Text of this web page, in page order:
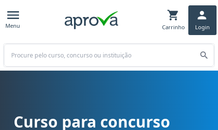
Menu Carrinho Login
Buscar
Curso para concurso Caxias do Sul/RS - Prefeitura Municipal
Curso para concurso